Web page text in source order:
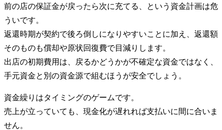
前の店の保証金が戻ったら次に充てる、という資金計画は危
ういです。
返還時期が契約で後ろ倒しになりやすいことに加え、返還額
そのものも償却や原状回復費で目減りします。
出店の初期費用は、戻るかどうかが不確定な資金ではなく、
手元資金と別の資金源で組むほうが安全でしょう。
資金繰りはタイミングのゲームです。
売上が立っていても、現金化が遅れれば支払いに間に合いま
せん。